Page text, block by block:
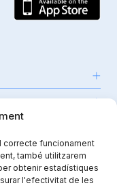
funcionament
també utilitzarem
obtenir estadístiques
l'efectivitat de les